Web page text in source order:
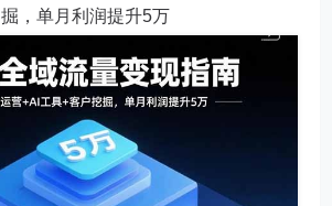
掘，单月利润提升5万